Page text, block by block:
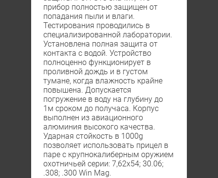
прибор полностью защищен от
попадания пыли и влаги.
Тестирования проводились в
специализированной лаборатории.
Установлена полная защита от
контакта с водой. Устройство
полноценно функционирует в
проливной дождь и в густом
тумане, когда влажность крайне
повышена. Допускается
погружение в воду на глубину до
1м сроком до получаса. Корпус
выполнен из авиационного
алюминия высокого качества.
Ударная стойкость в 1000g
позволяет использовать прицел в
паре с крупнокалиберным оружием
охотничьей серии: 7,62х54; 30.06;
.308; .300 Win Mag.